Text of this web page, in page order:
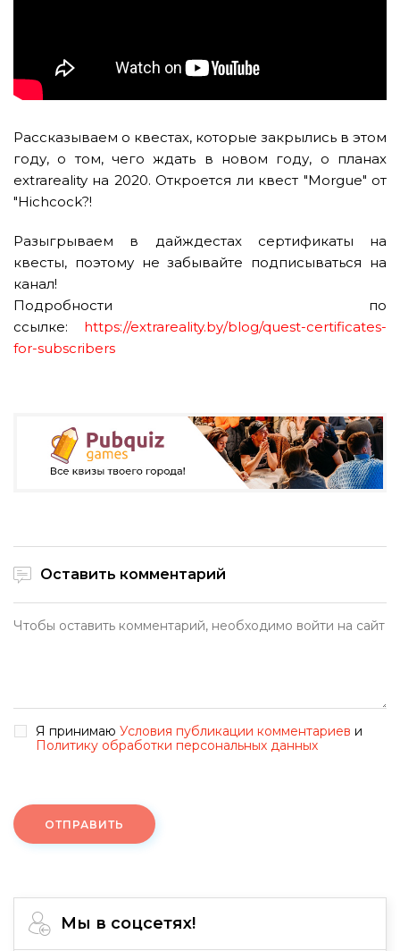
Рассказываем о квестах, которые закрылись в этом
году, о том, чего ждать в новом году, о планах
extrareality на 2020. Откроется ли квест "Morgue" от
"Hichcock?!
Разыгрываем в дайждестах сертификаты на
квесты, поэтому не забывайте подписываться на
канал!
Подробности по
ссылке: https://extrareality.by/blog/quest-certificates-
for-subscribers
Оставить комментарий
Я принимаю Условия публикации комментариев и
Политику обработки персональных данных
ОТПРАВИТЬ
Мы в соцсетях!